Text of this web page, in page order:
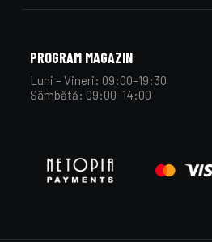
PROGRAM MAGAZIN
Luni – Vineri: 09:00–19:30
Sâmbătă: 09:00–14:00